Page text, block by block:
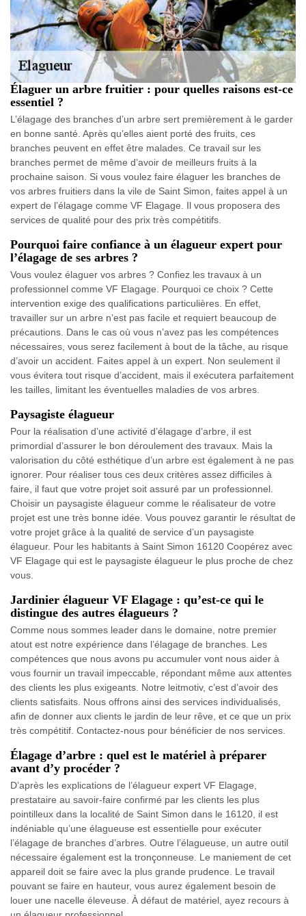
Élaguer un arbre fruitier : pour quelles raisons est-ce
essentiel ?
L’élagage des branches d’un arbre sert premièrement à le garder
en bonne santé. Après qu’elles aient porté des fruits, ces
branches peuvent en effet être malades. Ce travail sur les
branches permet de même d’avoir de meilleurs fruits à la
prochaine saison. Si vous voulez faire élaguer les branches de
vos arbres fruitiers dans la vile de Saint Simon, faites appel à un
expert de l’élagage comme VF Elagage. Il vous proposera des
services de qualité pour des prix très compétitifs.
Pourquoi faire confiance à un élagueur expert pour
l’élagage de ses arbres ?
Vous voulez élaguer vos arbres ? Confiez les travaux à un
professionnel comme VF Elagage. Pourquoi ce choix ? Cette
intervention exige des qualifications particulières. En effet,
travailler sur un arbre n’est pas facile et requiert beaucoup de
précautions. Dans le cas où vous n’avez pas les compétences
nécessaires, vous serez facilement à bout de la tâche, au risque
d’avoir un accident. Faites appel à un expert. Non seulement il
vous évitera tout risque d’accident, mais il exécutera parfaitement
les tailles, limitant les éventuelles maladies de vos arbres.
Paysagiste élagueur
Pour la réalisation d’une activité d’élagage d’arbre, il est
primordial d’assurer le bon déroulement des travaux. Mais la
valorisation du côté esthétique d’un arbre est également à ne pas
ignorer. Pour réaliser tous ces deux critères assez difficiles à
faire, il faut que votre projet soit assuré par un professionnel.
Choisir un paysagiste élagueur comme le réalisateur de votre
projet est une très bonne idée. Vous pouvez garantir le résultat de
votre projet grâce à la qualité de service d’un paysagiste
élagueur. Pour les habitants à Saint Simon 16120 Coopérez avec
VF Elagage qui est le paysagiste élagueur le plus proche de chez
vous.
Jardinier élagueur VF Elagage : qu’est-ce qui le
distingue des autres élagueurs ?
Comme nous sommes leader dans le domaine, notre premier
atout est notre expérience dans l’élagage de branches. Les
compétences que nous avons pu accumuler vont nous aider à
vous fournir un travail impeccable, répondant même aux attentes
des clients les plus exigeants. Notre leitmotiv, c’est d’avoir des
clients satisfaits. Nous offrons ainsi des services individualisés,
afin de donner aux clients le jardin de leur rêve, et ce que un prix
très compétitif. Contactez-nous pour bénéficier de nos services.
Élagage d’arbre : quel est le matériel à préparer
avant d’y procéder ?
D’après les explications de l’élagueur expert VF Elagage,
prestataire au savoir-faire confirmé par les clients les plus
pointilleux dans la localité de Saint Simon dans le 16120, il est
indéniable qu’une élagueuse est essentielle pour exécuter
l’élagage de branches d’arbres. Outre l’élagueuse, un autre outil
nécessaire également est la tronçonneuse. Le maniement de cet
appareil doit se faire avec la plus grande prudence. Le travail
pouvant se faire en hauteur, vous aurez également besoin de
louer une nacelle éleveuse. À défaut de matériel, ayez recours à